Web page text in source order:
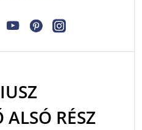
ALSÓ RÉSZ